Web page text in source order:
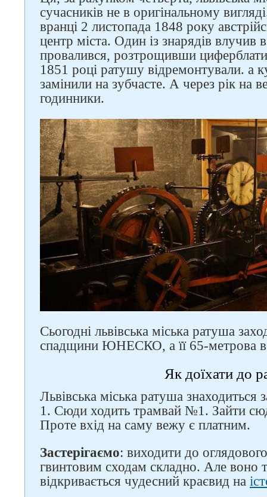
сучасників не в оригінальному
вранці 2 листопада 1848 року
центр міста. Один із знарядів влучив
провалився, розтрощивши
1851 році ратушу відремонтували. а
замінили на зубчасте. А через рік на
годинники.
Сьогодні львівська міська ратуша
спадщини ЮНЕСКО, а її 65-метрова
Як доїхати до
Львівська міська ратуша знаходиться
1. Сюди ходить трамвай №1. Зайти
Проте вхід на саму вежу є платним.
Застерігаємо: виходити до
гвинтовим сходам складно. Але воно
відкривається чудесний краєвид на